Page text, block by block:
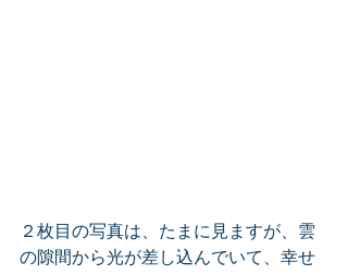
２枚目の写真は、たまに見ますが、雲
の隙間から光が差し込んでいて、幸せ